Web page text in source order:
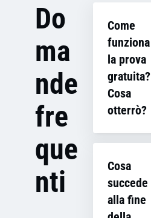
Do
ma
nde
fre
que
nti
Come
funziona
la prova
gratuita?
Cosa
otterrò?
prova
CMP,
l’accesso
Cosa
succede
alla fine